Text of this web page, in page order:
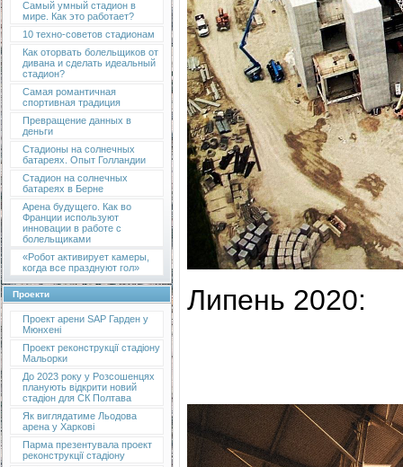
Самый умный стадион в
мире. Как это работает?
10 техно-советов стадионам
Как оторвать болельщиков от
дивана и сделать идеальный
стадион?
Самая романтичная
спортивная традиция
Превращение данных в
деньги
Стадионы на солнечных
батареях. Опыт Голландии
Стадион на солнечных
батареях в Берне
Арена будущего. Как во
Франции используют
инновации в работе с
болельщиками
«Робот активирует камеры,
когда все празднуют гол»
Проекти
Проект арени SAP Гарден у
Мюнхені
Проект реконструкції стадіону
Мальорки
До 2023 року у Розсошенцях
планують відкрити новий
стадіон для СК Полтава
Як виглядатиме Льодова
арена у Харкові
Парма презентувала проект
реконструкції стадіону
Липень 2020: